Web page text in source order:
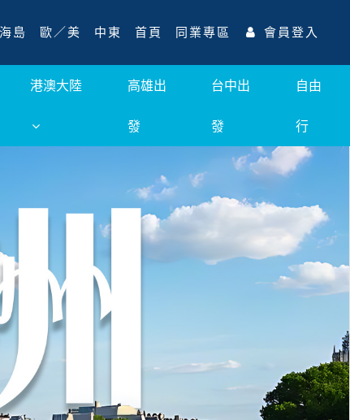
海島 歐／美 中東 首頁 同業專區 會員登入
港澳大陸 高雄出
發
台中出
發
自由
行